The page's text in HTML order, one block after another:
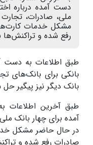
دست آمده درباره
ملی، صادرات،
مشکل خدمات
رفع شده و
طبق اطلاعات به دست
بانکی برای
بانک دیگر نیز پیگیر
طبق آخرین اطلاعات
آمده برای چهار بانک
در حال حاضر مشکل
صادرات رفع شده و